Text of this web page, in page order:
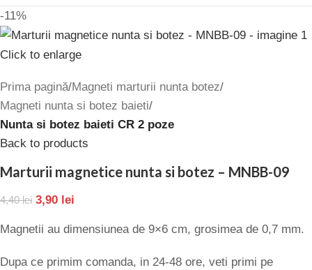
-11%
Click to enlarge
Prima pagină Magneti marturii nunta botez
Magneti nunta si botez baieti
Nunta si botez baieti CR 2 poze
Back to products
Marturii magnetice nunta si botez – MNBB-09
4,40lei 3,90 lei
Magnetii au dimensiunea de 9×6 cm, grosimea de 0,7 mm.
Dupa ce primim comanda, in 24-48 ore, veti primi pe